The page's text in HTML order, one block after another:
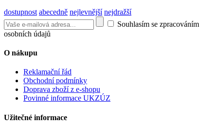
dostupnost abecedně nejlevnější nejdražší
Souhlasím se zpracováním
osobních údajů
O nákupu
Reklamační řád
Obchodní podmínky
Doprava zboží z e-shopu
Povinné informace UKZÚZ
Užitečné informace